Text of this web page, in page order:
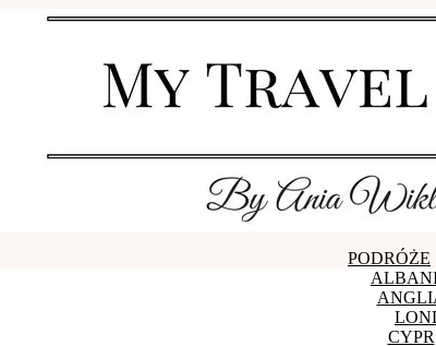
PODRÓŻE
CYPR